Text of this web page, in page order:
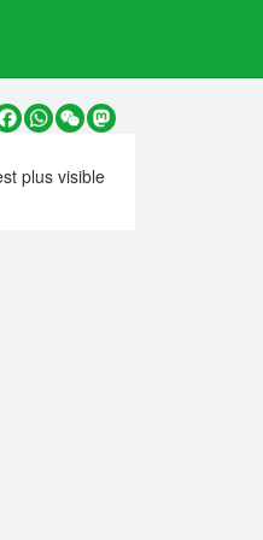
Facebook
WhatsApp
WeChatMastodon
plus visible